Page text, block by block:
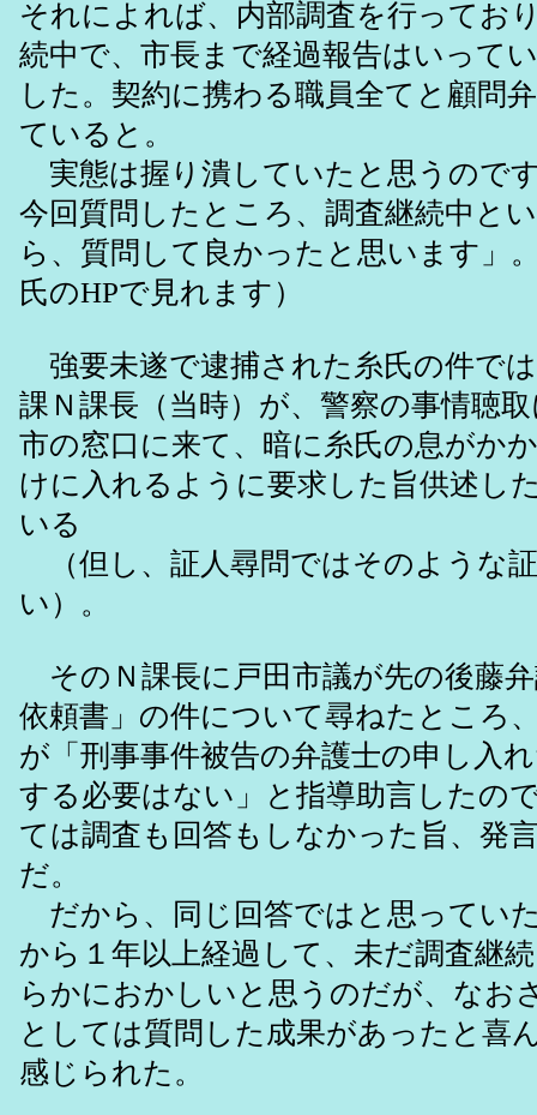
それによれば、内部調査を行ってお
続中で、市長まで経過報告はいって
した。契約に携わる職員全てと顧問
ていると。
実態は握り潰していたと思うので
今回質問したところ、調査継続中と
ら、質問して良かったと思います」
氏のHPで見れます）
強要未遂で逮捕された糸氏の件で
課Ｎ課長（当時）が、警察の事情聴
市の窓口に来て、暗に糸氏の息がか
けに入れるように要求した旨供述し
いる
（但し、証人尋問ではそのような
い）。
そのＮ課長に戸田市議が先の後藤
依頼書」の件について尋ねたところ
が「刑事事件被告の弁護士の申し入
する必要はない」と指導助言したの
ては調査も回答もしなかった旨、発
だ。
だから、同じ回答ではと思ってい
から１年以上経過して、未だ調査継
らかにおかしいと思うのだが、なお
としては質問した成果があったと喜
感じられた。